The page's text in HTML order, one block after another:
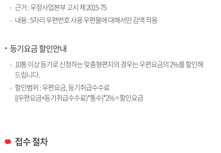
근거 : 우정사업본부 고시 제 2015-75
내용 : 5자리 우편번호 사용 우편물에 대해서만 감액 적용
등기요금 할인안내
10통 이상 등기로 신청하는 맞춤형편지의 경우는 우편요금의 2%를 할인해
드립니다.
할인범위 : 우편요금, 등기취급수수료
{(우편요금+등기취급수수료)*통수}*2% = 할인요금
접수 절차